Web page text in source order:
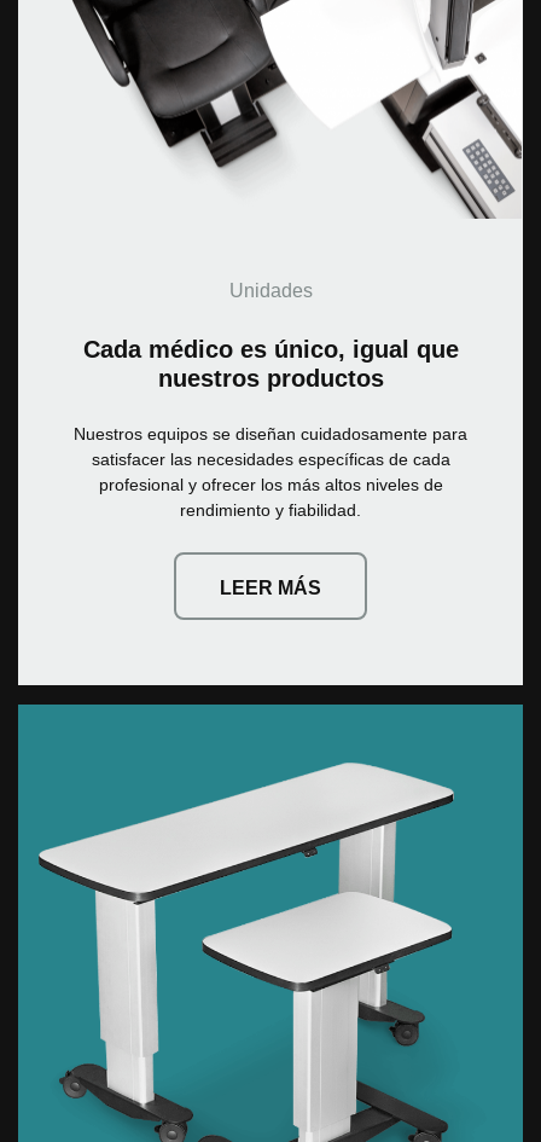
Unidades
Cada médico es único, igual que
nuestros productos
Nuestros equipos se diseñan cuidadosamente para
satisfacer las necesidades específicas de cada
profesional y ofrecer los más altos niveles de
rendimiento y fiabilidad.
LEER MÁS